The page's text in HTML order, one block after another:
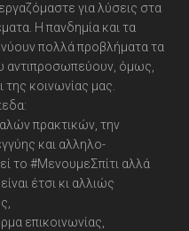
για λύσεις στα
Η πανδημία και τα
πολλά προβλήματα τα
αντιπροσωπεύουν, όμως,
κοινωνίας μας.
πρακτικών, την
και αλληλο-
το #ΜενουμεΣπίτι αλλά
έτσι κι αλλιώς
επικοινωνίας,